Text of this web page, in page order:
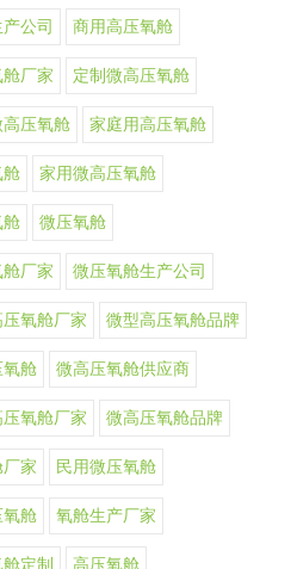
公司 商用高压氧舱
厂家 定制微高压氧舱
压氧舱 家庭用高压氧舱
舱 家用微高压氧舱
舱 微压氧舱
厂家 微压氧舱生产公司
氧舱厂家 微型高压氧舱品牌
舱 微高压氧舱供应商
氧舱厂家 微高压氧舱品牌
家 民用微压氧舱
氧舱 氧舱生产厂家
定制 高压氧舱